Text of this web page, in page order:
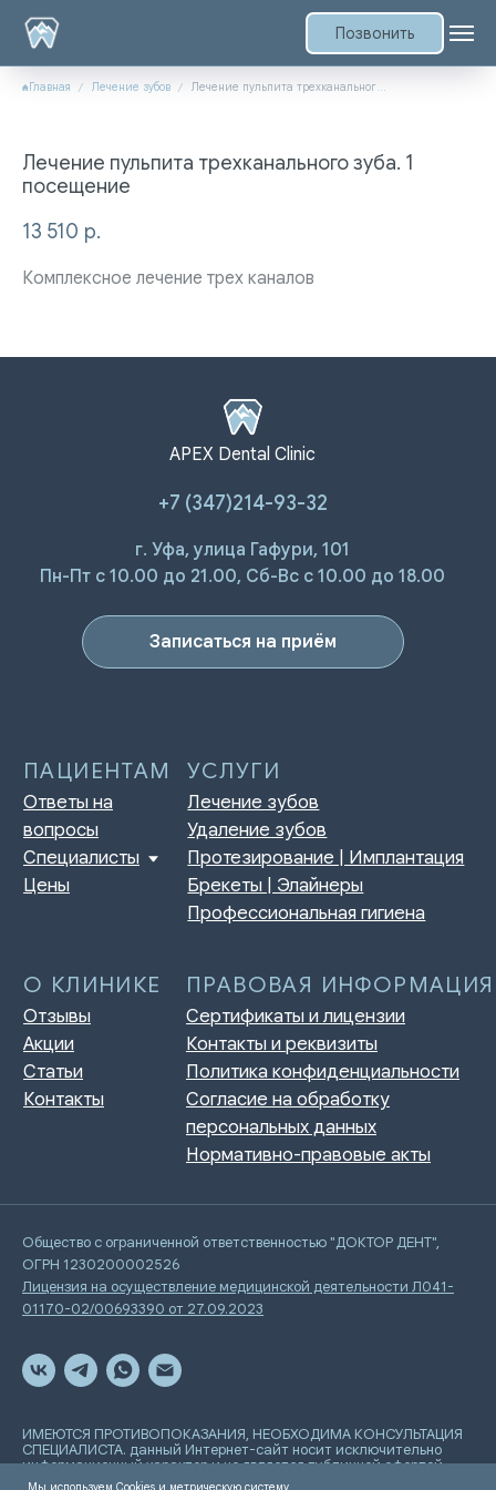
Позвонить
Главная Лечение зубов Лечение пульпита трехканального зуба. 1 посещение
Лечение пульпита трехканального зуба. 1
посещение
13 510 р.
Комплексное лечение трех каналов
APEX Dental Clinic
+7 (347)214-93-32
г. Уфа, улица Гафури, 101
Пн-Пт с 10.00 до 21.00, Сб-Вс с 10.00 до 18.00
Записаться на приём
Ответы на
Специалисты
УСЛУГИ
Лечение зубов
Протезирование | Имплантация
Брекеты | Элайнеры
Профессиональная гигиена
Статьи
Контакты
Политика конфиденциальности
персональных данных
Нормативно-правовые акты
Общество с ограниченной ответственностью "ДОКТОР ДЕНТ",
ОГРН 1230200002526
Лицензия на осуществление медицинской деятельности Л041-
01170-02/00693390 от 27.09.2023
ИМЕЮТСЯ ПРОТИВОПОКАЗАНИЯ, НЕОБХОДИМА КОНСУЛЬТАЦИЯ
СПЕЦИАЛИСТА. данный Интернет-сайт носит исключительно
информационный характер и не является публичной офертой,
определяемой положениями Статьи 437 Гражданского